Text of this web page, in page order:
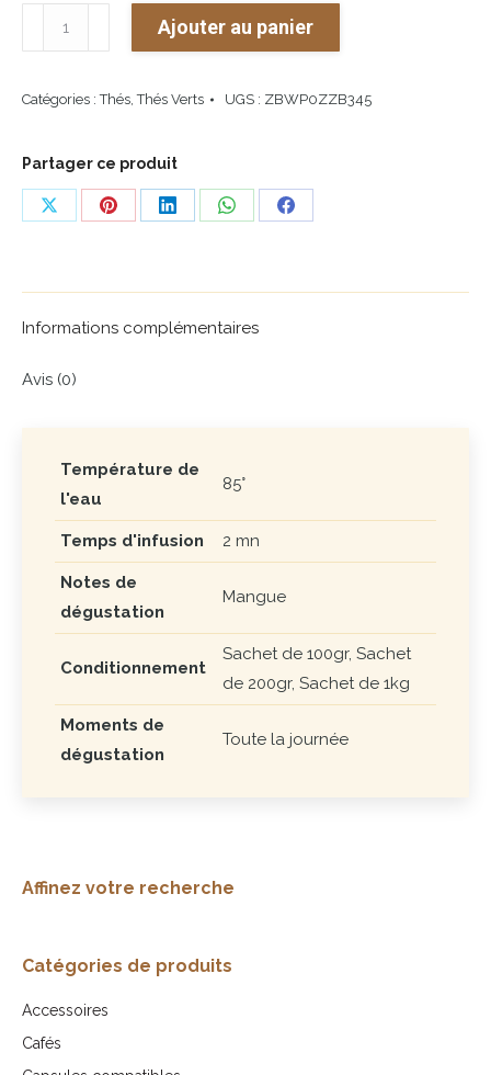
de
de
Ajouter au panier
Catégories :Thés,Thés Verts UGS : ZBWP0ZZB345
Partager ce produit
Share
Share
Share
Share
Share
Informations complémentaires
Avis (0)
Température de
l'eau
85°
Temps d'infusion 2 mn
Notes de
dégustation
Mangue
Conditionnement
Sachet de 100gr, Sachet
de 200gr, Sachet de 1kg
Moments de
dégustation
Toute la journée
Affinez votre recherche
Catégories de produits
Accessoires
Cafés